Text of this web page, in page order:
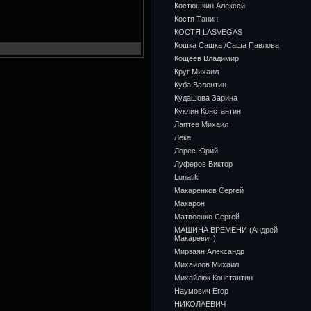
Костюшкин Алексей
Костя Танин
КОСТЯ LASVEGAS
Кошка Сашка /Саша Павлова
Кощеев Владимир
Круг Михаил
Куба Валентин
Кудашова Зарина
Куклин Константин
Лаптев Михаил
Лёка
Лорес Юрий
Луферов Виктор
Lunatik
Макаренков Сергей
Макарон
Матвеенко Сергей
МАШИНА ВРЕМЕНИ (Андрей
Макаревич)
Мирзаян Александр
Михайлов Михаил
Михайлюк Константин
Наумович Егор
НИКОЛАЕВИЧ